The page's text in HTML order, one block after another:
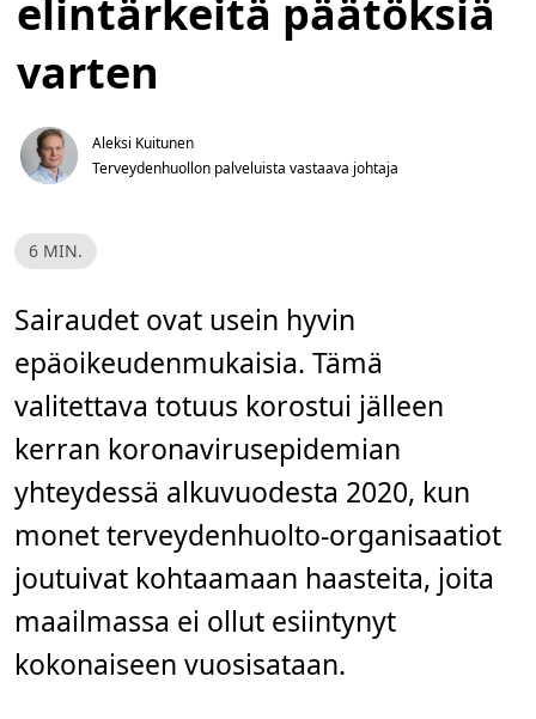
elintärkeitä päätöksiä
varten
Aleksi Kuitunen
Terveydenhuollon palveluista vastaava johtaja
L
u
a
i
a
,
m
n
.
6 MIN.
Sairaudet ovat usein hyvin
epäoikeudenmukaisia. Tämä
valitettava totuus korostui jälleen
kerran koronavirusepidemian
yhteydessä alkuvuodesta 2020, kun
monet terveydenhuolto-organisaatiot
joutuivat kohtaamaan haasteita, joita
maailmassa ei ollut esiintynyt
kokonaiseen vuosisataan.